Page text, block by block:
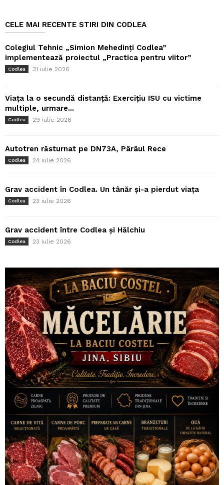
CELE MAI RECENTE STIRI DIN CODLEA
Colegiul Tehnic „Simion Mehedinți Codlea”
implementează proiectul „Practica pentru viitor”
Codlea 31 iulie 2026
Viața la o secundă distanță: Exercițiu ISU cu victime
multiple, urmare...
Codlea 29 iulie 2026
Autotren răsturnat pe DN73A, Pârâul Rece
Codlea 24 iulie 2026
Grav accident în Codlea. Un tânăr și-a pierdut viața
Codlea 23 iulie 2026
Grav accident între Codlea și Hălchiu
Codlea 23 iulie 2026